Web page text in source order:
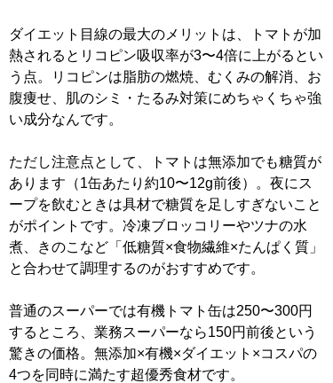
ダイエット目線の最大のメリットは、トマトが加
熱されるとリコピン吸収率が3〜4倍に上がるとい
う点。リコピンは脂肪の燃焼、むくみの解消、お
腹痩せ、肌のシミ・たるみ対策にめちゃくちゃ強
い成分なんです。
ただし注意点として、トマトは無添加でも糖質が
あります（1缶あたり約10〜12g前後）。夜にス
ープを飲むときは具材で糖質を足しすぎないこと
がポイントです。冷凍ブロッコリーやツナの水
煮、きのこなど「低糖質×食物繊維×たんぱく質」
と合わせて調理するのがおすすめです。
普通のスーパーでは有機トマト缶は250〜300円
するところ、業務スーパーなら150円前後という
驚きの価格。無添加×有機×ダイエット×コスパの
4つを同時に満たす超優秀食材です。